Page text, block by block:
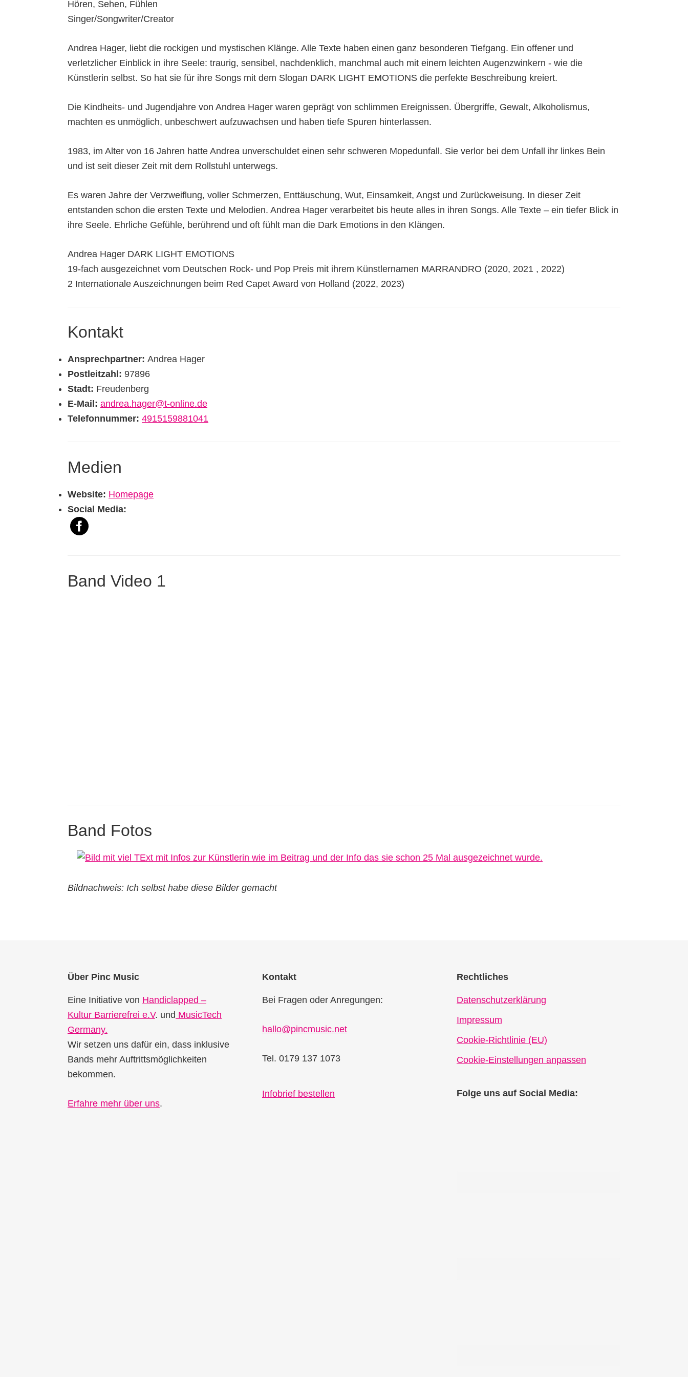
Hören, Sehen, Fühlen
Singer/Songwriter/Creator
Andrea Hager, liebt die rockigen und mystischen Klänge. Alle Texte haben einen ganz besonderen Tiefgang. Ein offener und
verletzlicher Einblick in ihre Seele: traurig, sensibel, nachdenklich, manchmal auch mit einem leichten Augenzwinkern - wie die
Künstlerin selbst. So hat sie für ihre Songs mit dem Slogan DARK LIGHT EMOTIONS die perfekte Beschreibung kreiert.
Die Kindheits- und Jugendjahre von Andrea Hager waren geprägt von schlimmen Ereignissen. Übergriffe, Gewalt, Alkoholismus,
machten es unmöglich, unbeschwert aufzuwachsen und haben tiefe Spuren hinterlassen.
1983, im Alter von 16 Jahren hatte Andrea unverschuldet einen sehr schweren Mopedunfall. Sie verlor bei dem Unfall ihr linkes Bein
und ist seit dieser Zeit mit dem Rollstuhl unterwegs.
Es waren Jahre der Verzweiflung, voller Schmerzen, Enttäuschung, Wut, Einsamkeit, Angst und Zurückweisung. In dieser Zeit
entstanden schon die ersten Texte und Melodien. Andrea Hager verarbeitet bis heute alles in ihren Songs. Alle Texte – ein tiefer Blick in
ihre Seele. Ehrliche Gefühle, berührend und oft fühlt man die Dark Emotions in den Klängen.
Andrea Hager DARK LIGHT EMOTIONS
19-fach ausgezeichnet vom Deutschen Rock- und Pop Preis mit ihrem Künstlernamen MARRANDRO (2020, 2021 , 2022)
2 Internationale Auszeichnungen beim Red Capet Award von Holland (2022, 2023)
Kontakt
Ansprechpartner: Andrea Hager
Postleitzahl: 97896
Stadt: Freudenberg
E-Mail: andrea.hager@t-online.de
Telefonnummer: 4915159881041
Medien
Website: Homepage
Social Media:
Band Video 1
Band Fotos
Bildnachweis: Ich selbst habe diese Bilder gemacht
Über Pinc Music
Eine Initiative von Handiclapped –
Kultur Barrierefrei e.V. und MusicTech
Germany.
Wir setzen uns dafür ein, dass inklusive
Bands mehr Auftrittsmöglichkeiten
bekommen.
Erfahre mehr über uns.
Kontakt
Bei Fragen oder Anregungen:
hallo@pincmusic.net
Tel. 0179 137 1073
Infobrief bestellen
Rechtliches
Datenschutzerklärung
Impressum
Cookie-Richtlinie (EU)
Cookie-Einstellungen anpassen
Folge uns auf Social Media: